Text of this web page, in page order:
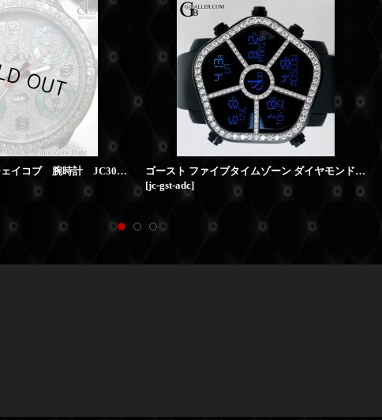
【レアモデル】 ジェイコブ 腕時計 JC30 グリーンマザー ファイブタイムゾーン 47ｍｍ ダイヤ
ゴースト ファイブタイムゾーン ダイヤモンド JACOB
[jc-gst-adc]